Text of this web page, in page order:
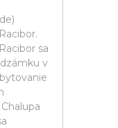
sa
v